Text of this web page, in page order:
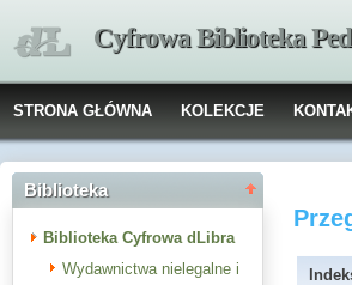
Cyfrowa Biblioteka
STRONA GŁÓWNA KOLEKCJE
Biblioteka
Biblioteka Cyfrowa dLibra
Wydawnictwa nielegalne i